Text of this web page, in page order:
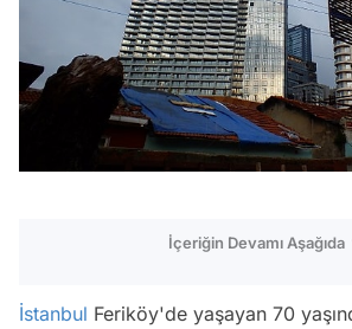
İçeriğin Devamı Aşağıda
İstanbul Feriköy'de yaşayan 70